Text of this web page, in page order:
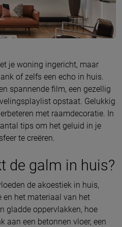
je woning ingericht, maar
of zelfs een echo in huis.
spannende film, een gezellig
opstaat. Gelukkig
met raamdecoratie. In
tips om het geluid in je
te creëren.
de galm in huis?
de akoestiek in huis,
en het materiaal van het
gladde oppervlakken, hoe
aan een betonnen vloer, een